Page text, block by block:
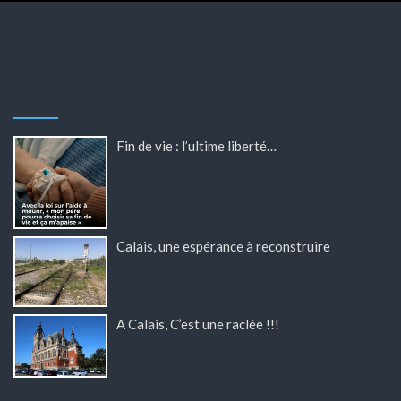
Fin de vie : l’ultime liberté…
Calais, une espérance à reconstruire
A Calais, C’est une raclée !!!